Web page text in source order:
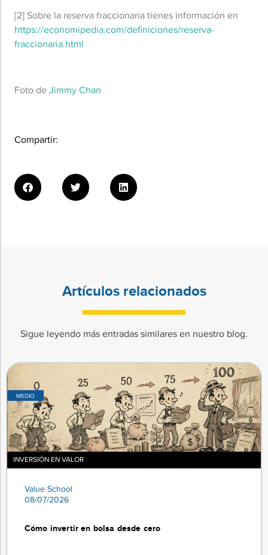
[2] Sobre la reserva fraccionaria tienes información en
https://economipedia.com/definiciones/reserva-
fraccionaria.html
Foto deJimmy Chan
Compartir:
Artículos relacionados
Sigue leyendo más entradas similares en nuestro blog.
MEDIO
INVERSIÓN EN VALOR
Value School
08/07/2026
Cómo invertir en bolsa desde cero